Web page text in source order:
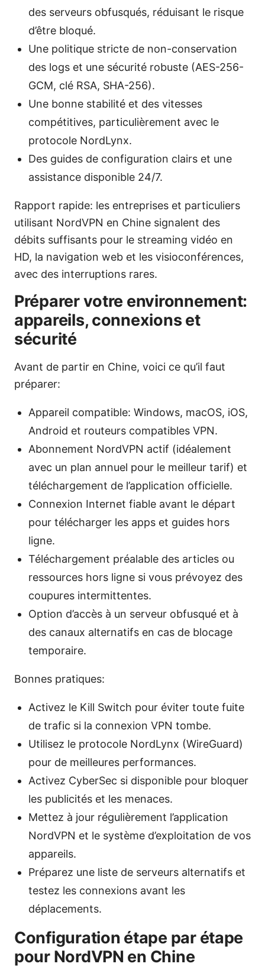
des serveurs obfusqués, réduisant le risque
d’être bloqué.
Une politique stricte de non-conservation
des logs et une sécurité robuste (AES-256-
GCM, clé RSA, SHA-256).
Une bonne stabilité et des vitesses
compétitives, particulièrement avec le
protocole NordLynx.
Des guides de configuration clairs et une
assistance disponible 24/7.
Rapport rapide: les entreprises et particuliers
utilisant NordVPN en Chine signalent des
débits suffisants pour le streaming vidéo en
HD, la navigation web et les visioconférences,
avec des interruptions rares.
Préparer votre environnement:
appareils, connexions et
sécurité
Avant de partir en Chine, voici ce qu’il faut
préparer:
Appareil compatible: Windows, macOS, iOS,
Android et routeurs compatibles VPN.
Abonnement NordVPN actif (idéalement
avec un plan annuel pour le meilleur tarif) et
téléchargement de l’application officielle.
Connexion Internet fiable avant le départ
pour télécharger les apps et guides hors
ligne.
Téléchargement préalable des articles ou
ressources hors ligne si vous prévoyez des
coupures intermittentes.
Option d’accès à un serveur obfusqué et à
des canaux alternatifs en cas de blocage
temporaire.
Bonnes pratiques:
Activez le Kill Switch pour éviter toute fuite
de trafic si la connexion VPN tombe.
Utilisez le protocole NordLynx (WireGuard)
pour de meilleures performances.
Activez CyberSec si disponible pour bloquer
les publicités et les menaces.
Mettez à jour régulièrement l’application
NordVPN et le système d’exploitation de vos
appareils.
Préparez une liste de serveurs alternatifs et
testez les connexions avant les
déplacements.
Configuration étape par étape
pour NordVPN en Chine